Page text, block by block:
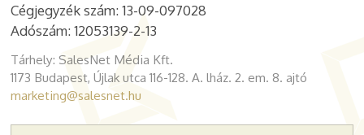
Cégjegyzék szám: 13-09-097028
Adószám: 12053139-2-13
Tárhely: SalesNet Média Kft.
1173 Budapest, Újlak utca 116-128. A. lház. 2. em. 8. ajtó
marketing@salesnet.hu